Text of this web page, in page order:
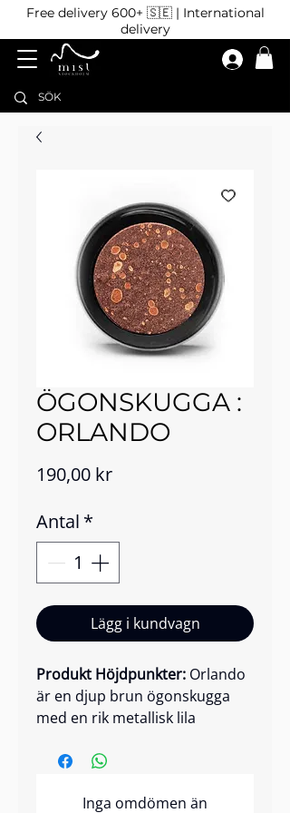
Free delivery 600+ 🇸🇪 | International
delivery
ÖGONSKUGGA :
ORLANDO
190,00 krPris
Antal *
Lägg i kundvagn
Produkt Höjdpunkter: Orlando
är en djup brun ögonskugga
med en rik metallisk lila
mörkt, mystiskt glow på
formula levererar intensiv
Inga omdömen än